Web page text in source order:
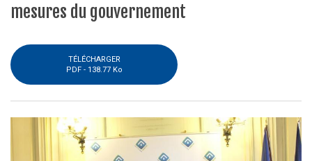
mesures du gouvernement
TÉLÉCHARGER
PDF - 138.77 Ko